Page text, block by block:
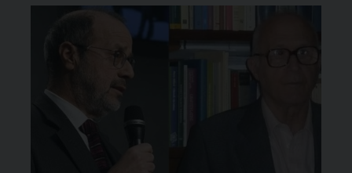
Maria Vian